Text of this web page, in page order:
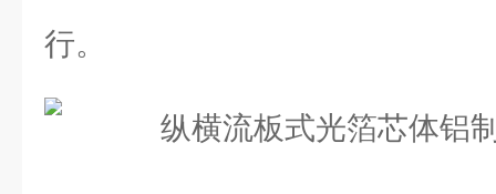
行。